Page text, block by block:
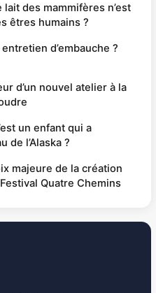
des mammifères n’est
êtres humains ?
d’embauche ?
d’un nouvel atelier à la
un enfant qui a
de l’Alaska ?
majeure de la création
Quatre Chemins